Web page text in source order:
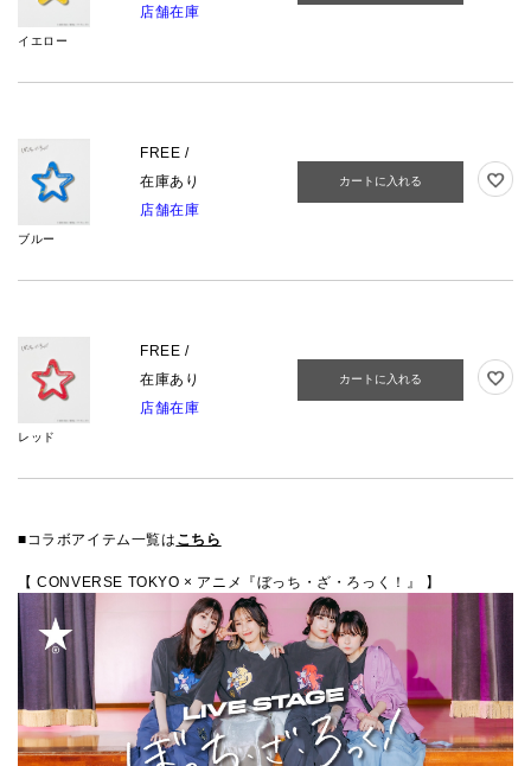
イエロー
店舗在庫
ブルー
FREE /
在庫あり
店舗在庫
カートに入れる
レッド
FREE /
在庫あり
店舗在庫
カートに入れる
■コラボアイテム一覧は こちら
【 CONVERSE TOKYO × アニメ『ぼっち・ざ・ろっく！』 】